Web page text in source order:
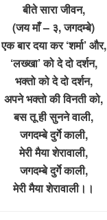
बीते सारा जीवन,
(जय माँ – ३, जगदम्बे)
एक बार दया कर ‘शर्मा’ और,
‘लख्खा’ को दे दो दर्शन,
भक्तो को दे दो दर्शन,
अपने भक्तो की विनती को,
बस तू ही सुनने वाली,
जगदम्बे दुर्गे काली,
मेरी मैया शेरावाली,
जगदम्बे दुर्गे काली,
मेरी मैया शेरावाली।।